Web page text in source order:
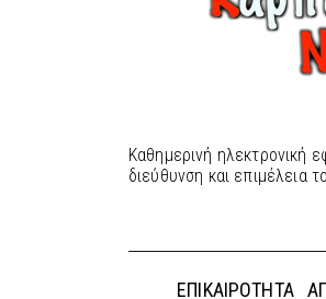
Καθημερινή ηλεκτρονική
διεύθυνση και
ΕΠΙΚΑΙΡΌΤΗΤΑ